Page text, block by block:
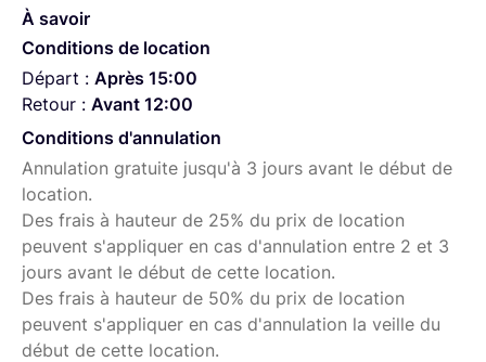
À savoir
Conditions de location
Départ : Après 15:00
Retour : Avant 12:00
Conditions d'annulation
Annulation gratuite jusqu'à 3 jours avant le début de
location.
Des frais à hauteur de 25% du prix de location
peuvent s'appliquer en cas d'annulation entre 2 et 3
jours avant le début de cette location.
Des frais à hauteur de 50% du prix de location
peuvent s'appliquer en cas d'annulation la veille du
début de cette location.